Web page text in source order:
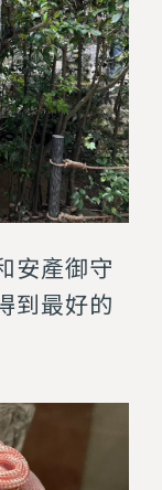
安產御守
到最好的